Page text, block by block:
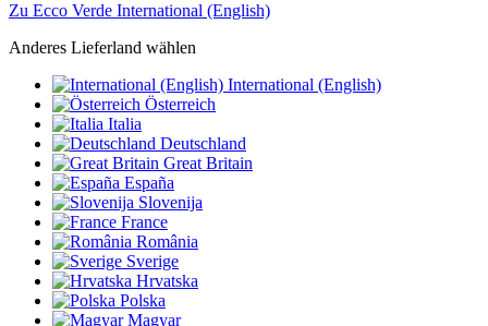
Zu Ecco Verde International (English)
Anderes Lieferland wählen
International (English)
Österreich
Italia
Deutschland
Great Britain
España
Slovenija
France
România
Sverige
Hrvatska
Polska
Magyar